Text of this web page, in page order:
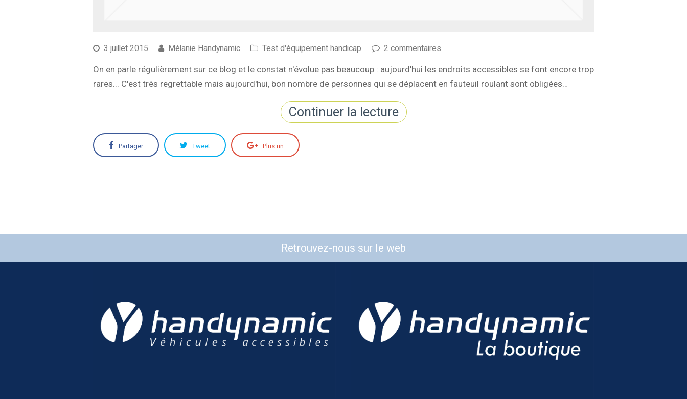
3 juillet 2015 Mélanie Handynamic Test d'équipement handicap 2 commentaires
On en parle régulièrement sur ce blog et le constat n'évolue pas beaucoup : aujourd'hui les endroits accessibles se font encore trop
rares... C'est très regrettable mais aujourd'hui, bon nombre de personnes qui se déplacent en fauteuil roulant sont obligées…
Continuer la lecture
Partager Tweet Plus un
Retrouvez-nous sur le web